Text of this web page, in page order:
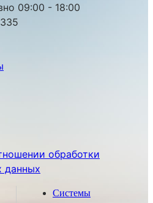
09:00 - 18:00
обработки
данных
Системы